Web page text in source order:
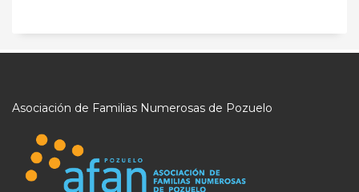
Asociación de Familias Numerosas de Pozuelo